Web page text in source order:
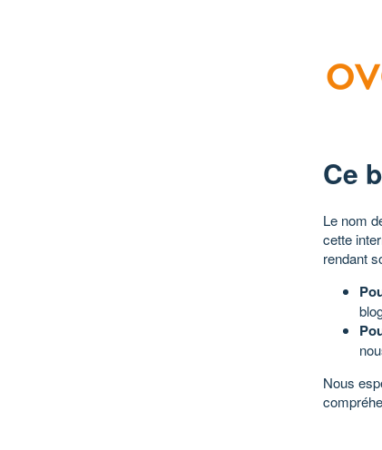
Ce
Le nom
cette
rendant
Nous